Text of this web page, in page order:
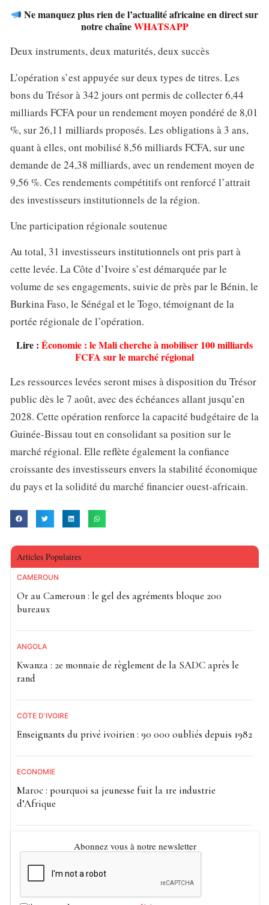
Ne manquez plus rien de l’actualité africaine en direct sur
notre chaîneWHATSAPP
Deux instruments, deux maturités, deux succès
L’opération s’est appuyée sur deux types de titres. Les
bons du Trésor à 342 jours ont permis de collecter 6,44
milliards FCFA pour un rendement moyen pondéré de 8,01
%, sur 26,11 milliards proposés. Les obligations à 3 ans,
quant à elles, ont mobilisé 8,56 milliards FCFA, sur une
demande de 24,38 milliards, avec un rendement moyen de
9,56 %. Ces rendements compétitifs ont renforcé l’attrait
des investisseurs institutionnels de la région.
Une participation régionale soutenue
Au total, 31 investisseurs institutionnels ont pris part à
cette levée. La Côte d’Ivoire s’est démarquée par le
volume de ses engagements, suivie de près par le Bénin, le
Burkina Faso, le Sénégal et le Togo, témoignant de la
portée régionale de l’opération.
Lire : Économie : le Mali cherche à mobiliser 100 milliards
FCFA sur le marché régional
Les ressources levées seront mises à disposition du Trésor
public dès le 7 août, avec des échéances allant jusqu’en
2028. Cette opération renforce la capacité budgétaire de la
Guinée-Bissau tout en consolidant sa position sur le
marché régional. Elle reflète également la confiance
croissante des investisseurs envers la stabilité économique
du pays et la solidité du marché financier ouest-africain.
Articles Populaires
CAMEROUN
Or au Cameroun : le gel des agréments bloque 200
bureaux
ANGOLA
Kwanza : 2e monnaie de règlement de la SADC après le
rand
CÔTE D'IVOIRE
Enseignants du privé ivoirien : 90 000 oubliés depuis 1982
ECONOMIE
Maroc : pourquoi sa jeunesse fuit la 1re industrie
d’Afrique
Abonnez vous à notre newsletter